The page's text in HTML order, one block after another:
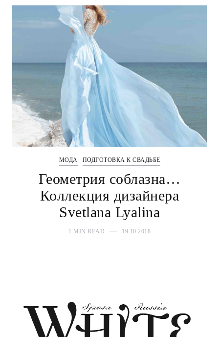
МОДА ПОДГОТОВКА К СВАДЬБЕ
Геометрия соблазна…
Коллекция дизайнера
Svetlana Lyalina
1 MIN READ 19.10.2018